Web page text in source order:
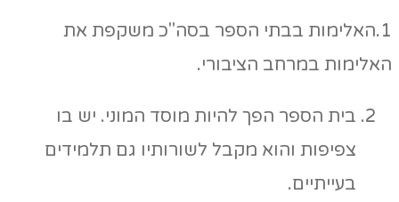
1.האלימות בבתי הספר בסה"כ משקפת את
האלימות במרחב הציבורי.
בית הספר הפך להיות מוסד המוני. יש בו
צפיפות והוא מקבל לשורותיו גם תלמידים
בעייתיים.